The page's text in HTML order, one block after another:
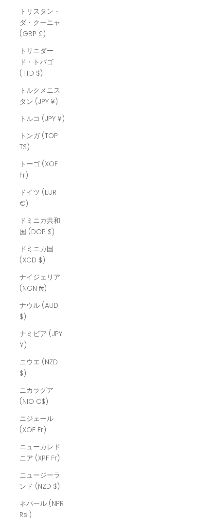
トリスタン・
ダ・クーニャ
(GBP £)
トリニダー
ド・トバゴ
(TTD $)
トルクメニス
タン (JPY ¥)
トルコ (JPY ¥)
トンガ (TOP
T$)
トーゴ (XOF
Fr)
ドイツ (EUR
€)
ドミニカ共和
国 (DOP $)
ドミニカ国
(XCD $)
ナイジェリア
(NGN ₦)
ナウル (AUD
$)
ナミビア (JPY
¥)
ニウエ (NZD
$)
ニカラグア
(NIO C$)
ニジェール
(XOF Fr)
ニューカレド
ニア (XPF Fr)
ニュージーラ
ンド (NZD $)
ネパール (NPR
Rs.)